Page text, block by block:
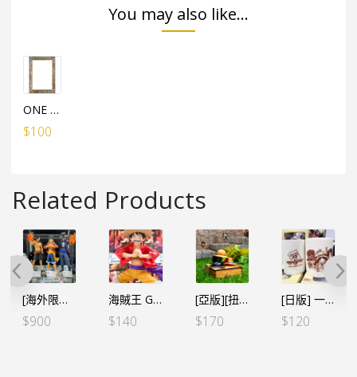
You may also like...
ONE PIECE水晶拼圖（126塊）專用框架
$100
Related Products
[海外限定] 一番賞 海賊王 兄弟の絆 三兄弟(3個SET)
$900
海賊王 Grandista 路飛 VER.2（行）
$140
[亞版][扭蛋]海賊王 GASHAPON COLLECTION 第1彈 (全5個SET)**亞版
$170
[日版] 一番くじ -情感回憶- F賞 三兄弟 馬克杯
$120